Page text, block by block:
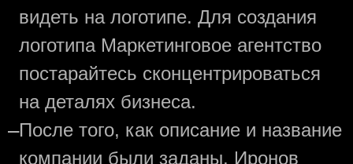
видеть на логотипе. Для создания
логотипа Маркетинговое агентство
постарайтесь сконцентрироваться
на деталях бизнеса.
—После того, как описание и название
компании были заданы, Иронов